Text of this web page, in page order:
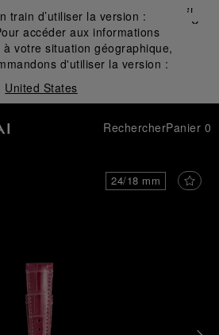
train d’utiliser la version :
accéder aux informations
votre situation géographique,
d'utiliser la version :
United States
Fermer
✕
RechercherPanier 0
24/18 mm